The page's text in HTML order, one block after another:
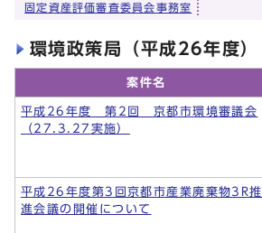
固定資産評価審査委員会事務室
環境政策局（平成26年度）
案件名
平成26年度 第2回 京都市環境審議会
（27.3.27実施）
平成26年度第3回京都市産業廃棄物3R推
進会議の開催について